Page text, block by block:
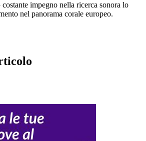
impegno nella ricerca sonora lo
nel panorama corale europeo.